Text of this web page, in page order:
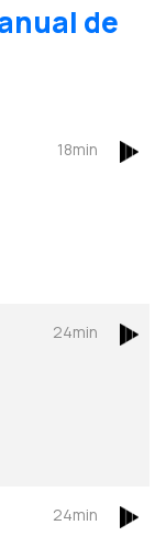
de
18min
24min
24min